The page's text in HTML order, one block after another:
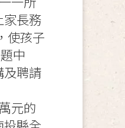
家長務
使孩子
中
及聘請
元的